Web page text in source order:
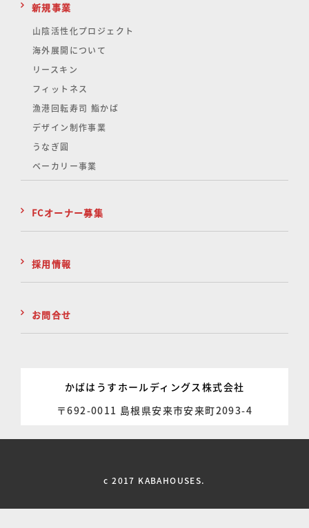
新規事業
山陰活性化プロジェクト
海外展開について
リースキン
フィットネス
漁港回転寿司 鮨かば
デザイン制作事業
うなぎ圓
ベーカリー事業
FCオーナー募集
採用情報
お問合せ
かばはうすホールディングス株式会社
〒692-0011 島根県安来市安来町2093-4
c 2017 KABAHOUSES.